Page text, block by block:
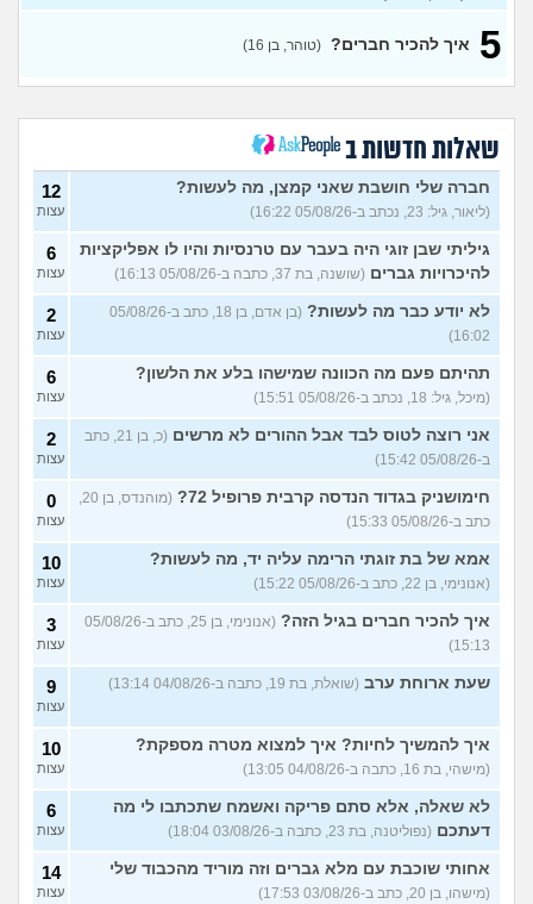
בתרבות של עדות ומגזרים
מאנשים אחרים?
(בדוי,
בן 27)
שאלה לבנות שעברו פרום
בחייהן
(ליהיא, בת 18)
1
עצות
עדיף להיות פשוט לבד או
לנסות להפגש עם חברות?
(אנונימית, בת 17)
3
חברות שלי ישתנה כשידעו
שאני נמשכת גם לנשים
(אנונימית, בת 19)
5
עצות
בת עוד מעט 23, אני מרגישה
שנכשלתי לפעמים
(אנונמית,
7
עצות
למה בנות בממוצע הרבה יותר
נחמדות לבנות אחרות מאשר
לבנים?
(Itay Daniel Asael, בן
23)
12
עצות
איך יש אנשים שישנים עם
בגדים?
(נעם, בן 14)
האם להרשות לאחרים לקבוע
לי מה ללבוש?
(סיון, בת
9
ספרים בעברית בקובץ PDF
בחינם? (Rin, בת 19)
4
עצות
עוד שאלות חדשות במדור
5 איך להכיר חברים? (טוהר, בן 16)
שאלות חדשות ב
חברה שלי חושבת שאני קמצן, מה לעשות?
(ליאור, גיל: 23, נכתב ב-05/08/26 16:22)
12
עצות
גיליתי שבן זוגי היה בעבר עם טרנסיות והיו לו אפליקציות
להיכרויות גברים (שושנה, בת 37, כתבה ב-05/08/26 16:13)
6
עצות
לא יודע כבר מה לעשות?
(בן אדם, בן 18, כתב ב-05/08/26
16:02)
2
עצות
תהיתם פעם מה הכוונה שמישהו בלע את הלשון?
(מיכל, גיל: 18, נכתב ב-05/08/26 15:51)
6
עצות
אני רוצה לטוס לבד אבל ההורים לא מרשים
(כ, בן 21, כתב
ב-05/08/26 15:42)
2
עצות
חימושניק בגדוד הנדסה קרבית פרופיל 72?
(מוהנדס, בן 20,
כתב ב-05/08/26 15:33)
0
עצות
אמא של בת זוגתי הרימה עליה יד, מה לעשות?
(אנונימי, בן 22, כתב ב-05/08/26 15:22)
10
עצות
איך להכיר חברים בגיל הזה?
(אנונימי, בן 25, כתב ב-05/08/26
15:13)
3
עצות
שעת ארוחת ערב (שואלת, בת 19, כתבה ב-04/08/26 13:14) 9
עצות
איך להמשיך לחיות? איך למצוא מטרה מספקת?
(מישהי, בת 16, כתבה ב-04/08/26 13:05)
10
עצות
לא שאלה, אלא סתם פריקה ואשמח שתכתבו לי מה
דעתכם (נפוליטנה, בת 23, כתבה ב-03/08/26 18:04)
6
עצות
אחותי שוכבת עם מלא גברים וזה מוריד מהכבוד שלי
(מישהו, בן 20, כתב ב-03/08/26 17:53)
14
עצות